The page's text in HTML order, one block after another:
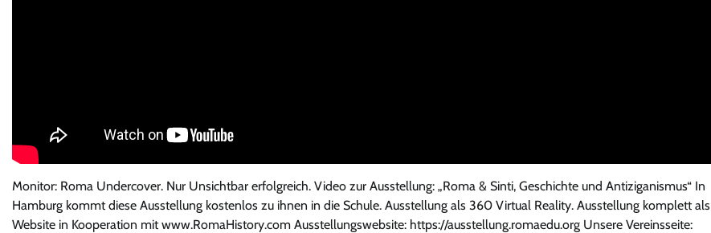
Monitor: Roma Undercover. Nur Unsichtbar erfolgreich. Video zur Ausstellung: „Roma & Sinti, Geschichte und Antiziganismus“ In
Hamburg kommt diese Ausstellung kostenlos zu ihnen in die Schule. Ausstellung als 360 Virtual Reality. Ausstellung komplett als
Website in Kooperation mit www.RomaHistory.com Ausstellungswebsite: https://ausstellung.romaedu.org Unsere Vereinsseite: